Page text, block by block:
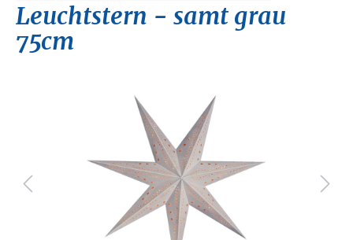
Leuchtstern - samt grau
75cm
Bildergalerie überspringen